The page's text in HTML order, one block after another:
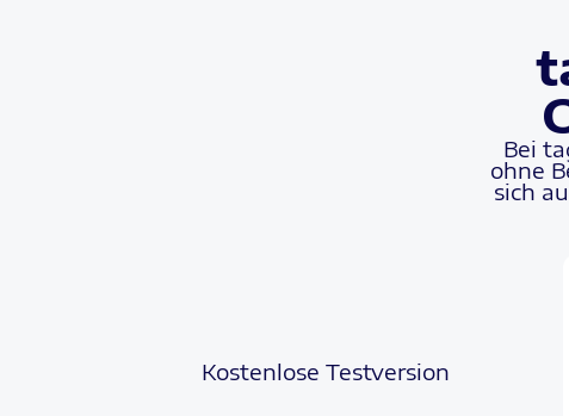
Bei
ohne
sich
Kostenlose Testversion